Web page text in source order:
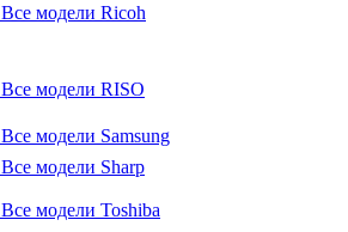
Все модели Ricoh
Все модели RISO
Все модели Samsung
Все модели Sharp
Все модели Toshiba